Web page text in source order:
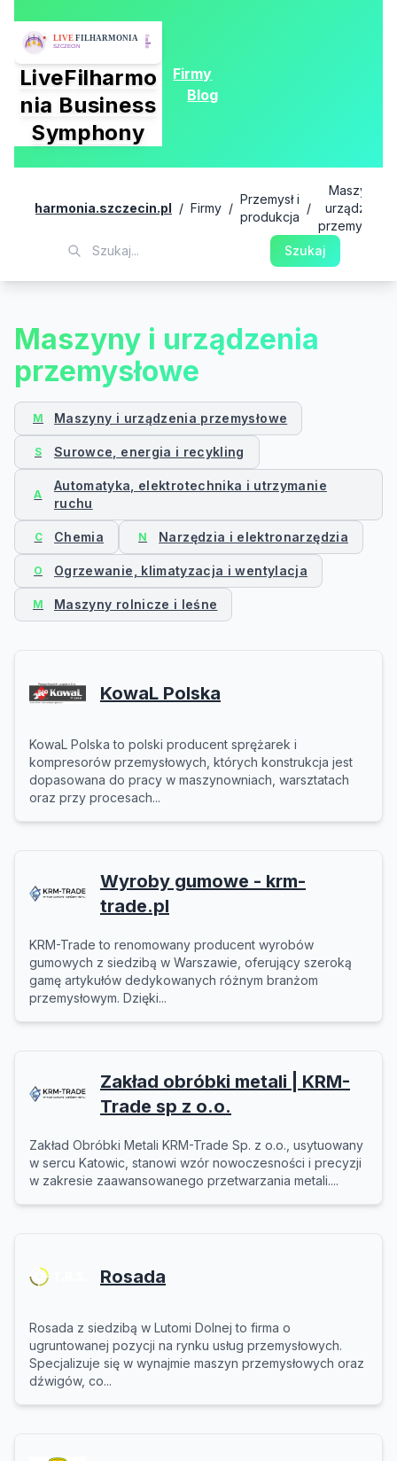
LiveFilharmo
nia Business
Symphony
Firmy
Blog
livefilharmonia.szczecin.pl / Firmy /
Przemysł i
produkcja
/
Maszyny i
urządzenia
przemysłowe
Szukaj
Maszyny i urządzenia
przemysłowe
M Maszyny i urządzenia przemysłowe
S Surowce, energia i recykling
A
Automatyka, elektrotechnika i utrzymanie
ruchu
C Chemia N Narzędzia i elektronarzędzia
O Ogrzewanie, klimatyzacja i wentylacja
M Maszyny rolnicze i leśne
KowaL Polska
KowaL Polska to polski producent sprężarek i
kompresorów przemysłowych, których konstrukcja jest
dopasowana do pracy w maszynowniach, warsztatach
oraz przy procesach...
Wyroby gumowe - krm-
trade.pl
KRM-Trade to renomowany producent wyrobów
gumowych z siedzibą w Warszawie, oferujący szeroką
gamę artykułów dedykowanych różnym branżom
przemysłowym. Dzięki...
Zakład obróbki metali | KRM-
Trade sp z o.o.
Zakład Obróbki Metali KRM-Trade Sp. z o.o., usytuowany
w sercu Katowic, stanowi wzór nowoczesności i precyzji
w zakresie zaawansowanego przetwarzania metali....
Rosada
Rosada z siedzibą w Lutomi Dolnej to firma o
ugruntowanej pozycji na rynku usług przemysłowych.
Specjalizuje się w wynajmie maszyn przemysłowych oraz
dźwigów, co...